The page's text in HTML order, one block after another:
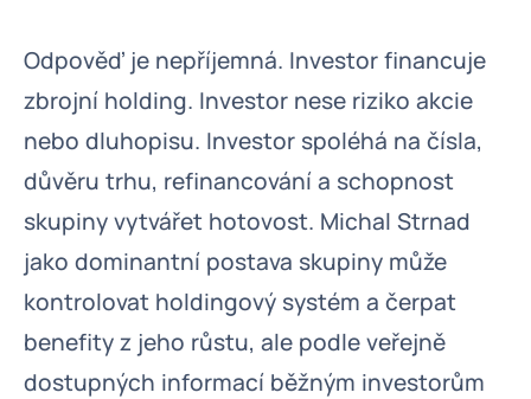
Odpověď je nepříjemná. Investor financuje
zbrojní holding. Investor nese riziko akcie
nebo dluhopisu. Investor spoléhá na čísla,
důvěru trhu, refinancování a schopnost
skupiny vytvářet hotovost. Michal Strnad
jako dominantní postava skupiny může
kontrolovat holdingový systém a čerpat
benefity z jeho růstu, ale podle veřejně
dostupných informací běžným investorům